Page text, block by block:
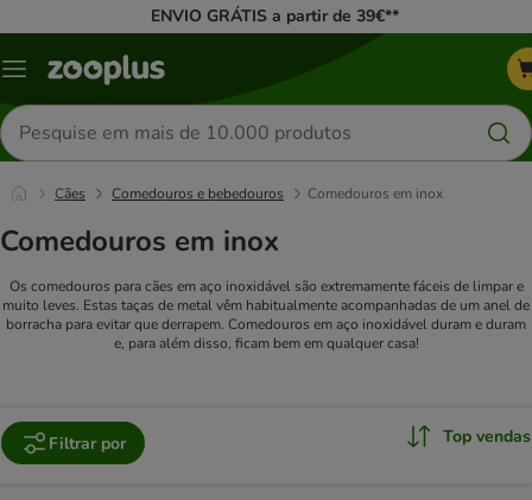
ENVIO GRÁTIS a partir de 39€**
Menu
Pesquisar
produtos
Cães Comedouros e bebedouros Comedouros em inox
Comedouros em inox
Os comedouros para cães em aço inoxidável são extremamente fáceis de limpar e
muito leves. Estas taças de metal vêm habitualmente acompanhadas de um anel de
borracha para evitar que derrapem. Comedouros em aço inoxidável duram e duram
e, para além disso, ficam bem em qualquer casa!
Filtrar por Top vendas